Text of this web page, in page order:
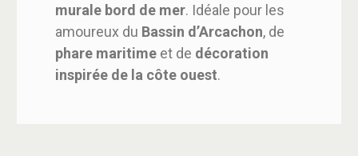
murale bord de mer. Idéale pour les
amoureux du Bassin d’Arcachon, de
phare maritime et de décoration
inspirée de la côte ouest.